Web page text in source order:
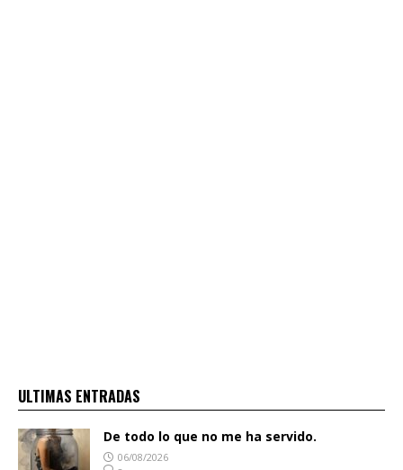
ULTIMAS ENTRADAS
De todo lo que no me ha servido.
06/08/2026